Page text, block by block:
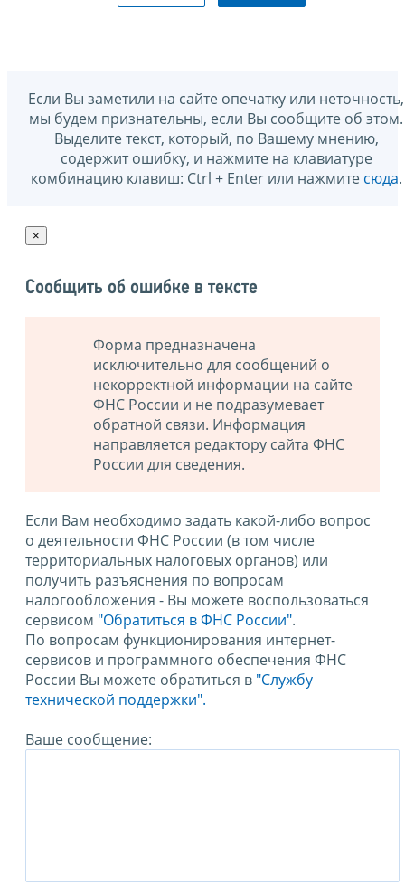
Если Вы заметили на сайте опечатку или неточность,
мы будем признательны, если Вы сообщите об этом.
Выделите текст, который, по Вашему мнению,
содержит ошибку, и нажмите на клавиатуре
комбинацию клавиш: Ctrl + Enter или нажмите сюда.
×
Сообщить об ошибке в тексте
Форма предназначена
исключительно для сообщений о
некорректной информации на сайте
ФНС России и не подразумевает
обратной связи. Информация
направляется редактору сайта ФНС
России для сведения.
Если Вам необходимо задать какой-либо вопрос
о деятельности ФНС России (в том числе
территориальных налоговых органов) или
получить разъяснения по вопросам
налогообложения - Вы можете воспользоваться
сервисом "Обратиться в ФНС России".
По вопросам функционирования интернет-
сервисов и программного обеспечения ФНС
России Вы можете обратиться в "Службу
технической поддержки".
Ваше сообщение: